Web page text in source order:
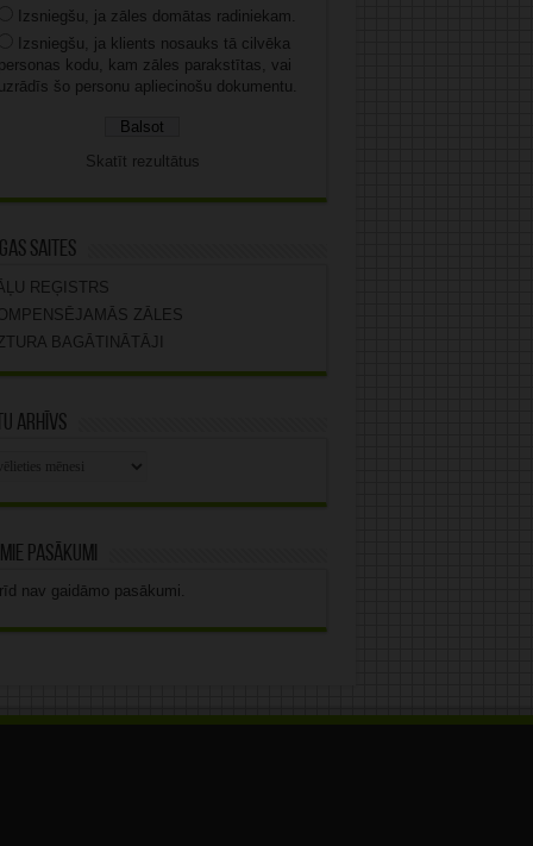
Izsniegšu, ja zāles domātas radiniekam.
Izsniegšu, ja klients nosauks tā cilvēka
kodu, kam zāles parakstītas, vai
šo personu apliecinošu dokumentu.
Skatīt rezultātus
saites
REĢISTRS
ZĀLES
BAGĀTINĀTĀJI
arhīvs
pasākumi
nav gaidāmo pasākumi.